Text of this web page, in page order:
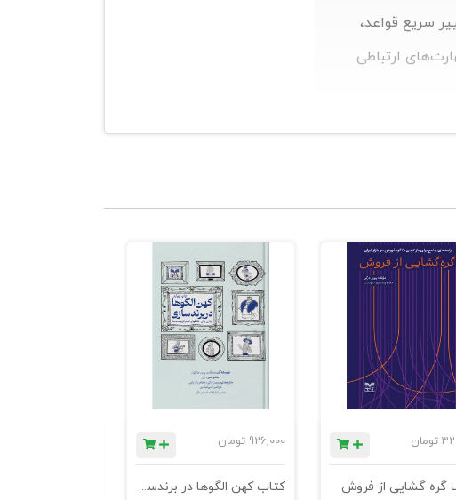
سریع قواعد،
ارتباطی
کتاب با نگاهی علمی
تومان
گره گشایی از فروش
926,000 تومان
کتاب کهن الگوها در برندسازی - ابزاری برای خلاقها و استراتژیست ها